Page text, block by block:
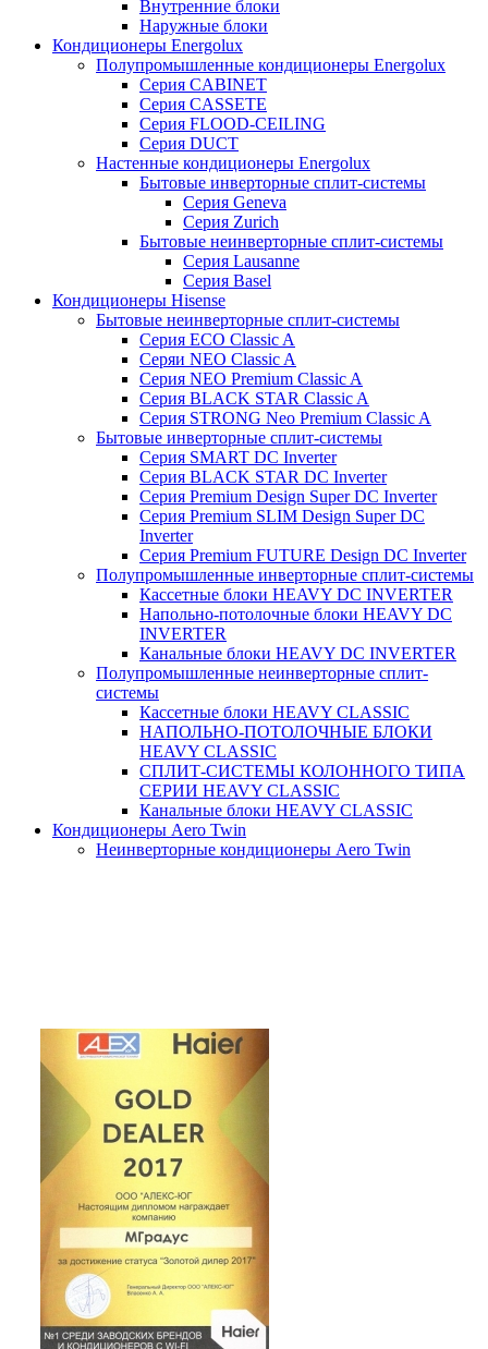
Внутренние блоки
Наружные блоки
Кондиционеры Energolux
Полупромышленные кондиционеры Energolux
Серия CABINET
Серия CASSETE
Серия FLOOD-CEILING
Серия DUCT
Настенные кондиционеры Energolux
Бытовые инверторные сплит-системы
Серия Geneva
Серия Zurich
Бытовые неинверторные сплит-системы
Серия Lausanne
Серия Basel
Кондиционеры Hisense
Бытовые неинверторные сплит-системы
Серия ECO Classic A
Серяи NEO Classic A
Серия NEO Premium Classic A
Серия BLACK STAR Classic A
Серия STRONG Neo Premium Classic A
Бытовые инверторные сплит-системы
Серия SMART DC Inverter
Серия BLACK STAR DC Inverter
Серия Premium Design Super DC Inverter
Серия Premium SLIM Design Super DC
Inverter
Серия Premium FUTURE Design DC Inverter
Полупромышленные инверторные сплит-системы
Кассетные блоки HEAVY DC INVERTER
Напольно-потолочные блоки HEAVY DC
INVERTER
Канальные блоки HEAVY DC INVERTER
Полупромышленные неинверторные сплит-
системы
Кассетные блоки HEAVY CLASSIC
НАПОЛЬНО-ПОТОЛОЧНЫЕ БЛОКИ
HEAVY CLASSIC
СПЛИТ-СИСТЕМЫ КОЛОННОГО ТИПА
СЕРИИ HEAVY CLASSIC
Канальные блоки HEAVY CLASSIC
Кондиционеры Aero Twin
Неинверторные кондиционеры Aero Twin